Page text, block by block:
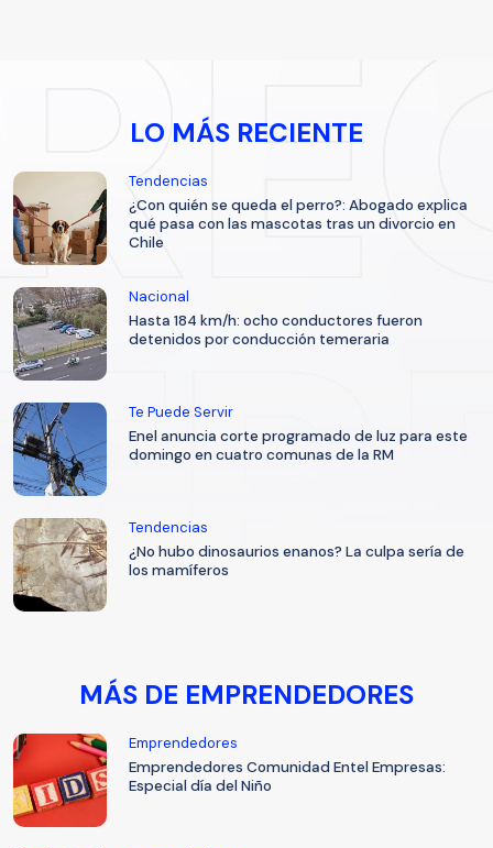
LO MÁS RECIENTE
Tendencias
¿Con quién se queda el perro?: Abogado explica
qué pasa con las mascotas tras un divorcio en
Chile
Nacional
Hasta 184 km/h: ocho conductores fueron
detenidos por conducción temeraria
Te Puede Servir
Enel anuncia corte programado de luz para este
domingo en cuatro comunas de la RM
Tendencias
¿No hubo dinosaurios enanos? La culpa sería de
los mamíferos
MÁS DE EMPRENDEDORES
Emprendedores
Emprendedores Comunidad Entel Empresas:
Especial día del Niño